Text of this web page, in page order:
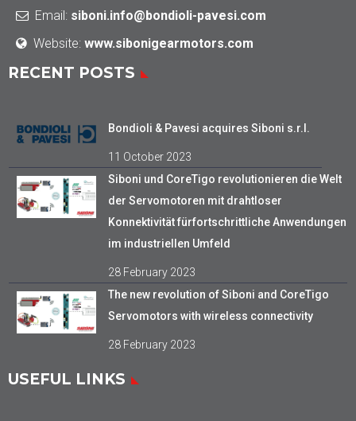
Email: siboni.info@bondioli-pavesi.com
Website: www.sibonigearmotors.com
RECENT POSTS
Bondioli & Pavesi acquires Siboni s.r.l.
11 October 2023
Siboni und CoreTigo revolutionieren die Welt
der Servomotoren mit drahtloser
Konnektivität fürfortschrittliche Anwendungen
im industriellen Umfeld
28 February 2023
The new revolution of Siboni and CoreTigo
Servomotors with wireless connectivity
28 February 2023
USEFUL LINKS